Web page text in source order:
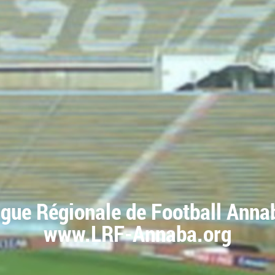
Régionale de Football
www.LRF-Annaba.org